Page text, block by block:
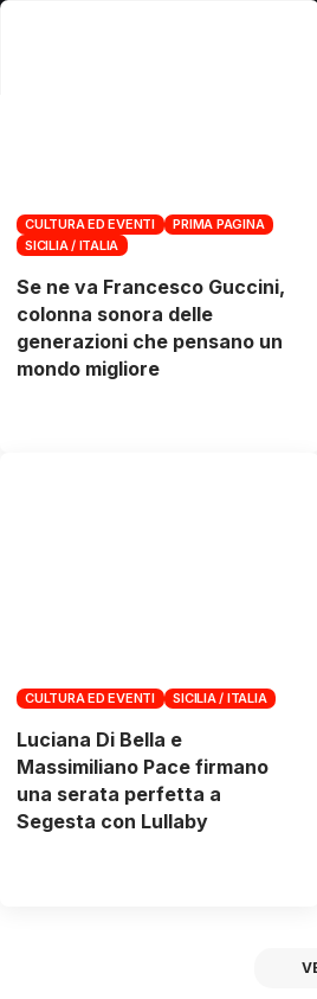
CULTURA ED EVENTI
PRIMA PAGINA
SICILIA / ITALIA
Se ne va Francesco Guccini,
colonna sonora delle
generazioni che pensano un
mondo migliore
CULTURA ED EVENTI SICILIA / ITALIA
Luciana Di Bella e
Massimiliano Pace firmano
una serata perfetta a
Segesta con Lullaby